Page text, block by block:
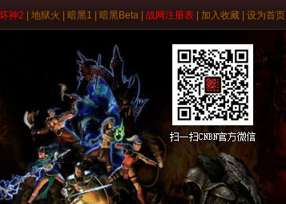
神2 地狱火 暗黑1 暗黑Beta 战网注册表 加入收藏 设为首页